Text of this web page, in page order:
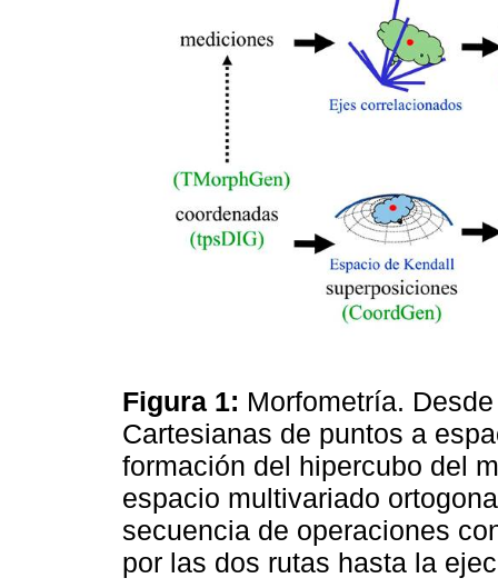
Figura 1: Morfometría.
Cartesianas de puntos a
formación del hipercubo del
espacio multivariado
secuencia de operaciones
por las dos rutas hasta la